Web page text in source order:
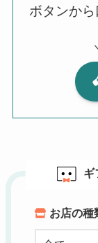
ボタンから
ギ
お店の種